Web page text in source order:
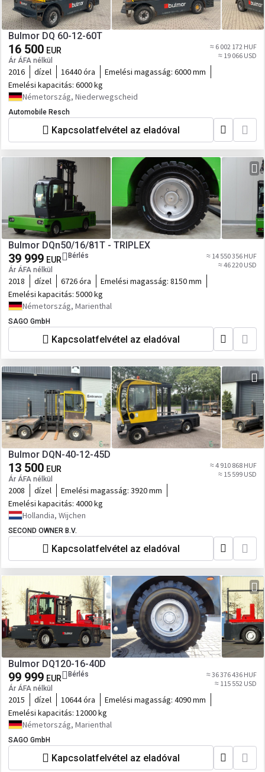
Bulmor DQ 60-12-60T
16 500 EUR
Ár ÁFA nélkül
≈ 6 002 172 HUF
≈ 19 066 USD
2016 dízel 16440 óra Emelési magasság: 6000 mm
Emelési kapacitás: 6000 kg
Németország, Niederwegscheid
Automobile Resch
Kapcsolatfelvétel az eladóval
Bulmor DQn50/16/81T - TRIPLEX
39 999 EUR
Ár ÁFA nélkül
Bérlés
≈ 14 550 356 HUF
≈ 46 220 USD
2018 dízel 6726 óra Emelési magasság: 8150 mm
Emelési kapacitás: 5000 kg
Németország, Marienthal
SAGO GmbH
Kapcsolatfelvétel az eladóval
Bulmor DQN-40-12-45D
13 500 EUR
Ár ÁFA nélkül
≈ 4 910 868 HUF
≈ 15 599 USD
2008 dízel Emelési magasság: 3920 mm
Emelési kapacitás: 4000 kg
Hollandia, Wijchen
SECOND OWNER B.V.
Kapcsolatfelvétel az eladóval
Bulmor DQ120-16-40D
99 999 EUR
Ár ÁFA nélkül
Bérlés
≈ 36 376 436 HUF
≈ 115 552 USD
2015 dízel 10644 óra Emelési magasság: 4090 mm
Emelési kapacitás: 12000 kg
Németország, Marienthal
SAGO GmbH
Kapcsolatfelvétel az eladóval